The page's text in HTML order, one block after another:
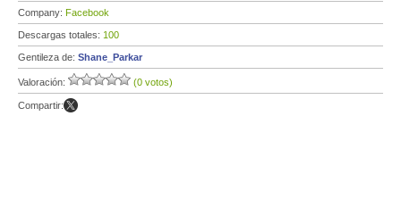
Company: Facebook
Descargas totales: 100
Gentileza de: Shane_Parkar
Valoración: (0 votos)
Compartir: